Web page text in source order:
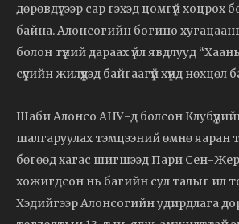
дөрөвдүгээр сар гэхэд цомгүй хоцрох
байна. Алонсогийн богино
болон түүний дараах үйл явдлууд
сүүлийн жилүүдэд байгаагүй хүнд
Шаби Алонсо АНУ-д болсон
шалгаруулах тэмцээний өмнө яаран
бөгөөд хагас шигшээд Пари Сен-
хожигдсон нь багийн сул талыг ил
Хэдийгээр Алонсогийн удирдлага